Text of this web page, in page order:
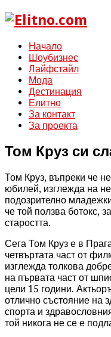
Начало
Шоубизнес
Лайфстайл
Мода
Дестинация
Елитно
За контакт
За проекта
Том Круз си
Том Круз, въпреки че
юбилей, изглежда на
подозрително
че той ползва ботокс,
старостта.
Сега Том Круз е в
четвъртата част от
изглежда толкова
на първата част от
цели 15 години.
отлично състояние на
спорта и
той никога не се е